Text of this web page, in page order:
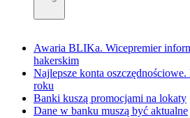
Awaria BLIKa. Wicepremier
hakerskim
Najlepsze konta
roku
Banki kuszą promocjami na lokaty
Dane w banku muszą być aktualne